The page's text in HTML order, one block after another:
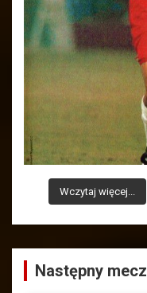
Wczytaj więcej...
Następny mecz